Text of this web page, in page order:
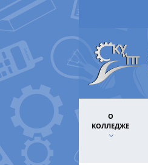
О
КОЛЛЕДЖЕ